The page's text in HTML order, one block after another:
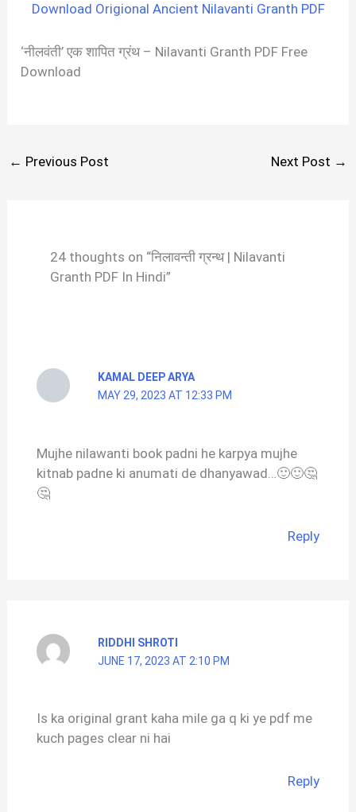
Download Origional Ancient Nilavanti Granth PDF
‘नीलवंती’ एक शापित ग्रंथ – Nilavanti Granth PDF Free
Download
← Previous Post Next Post →
24 thoughts on “निलावन्ती ग्रन्थ | Nilavanti
Granth PDF In Hindi”
KAMAL DEEP ARYA
MAY 29, 2023 AT 12:33 PM
Mujhe nilawanti book padni he karpya mujhe
kitnab padne ki anumati de dhanyawad…🙂🙂🤔
🤔
Reply
RIDDHI SHROTI
JUNE 17, 2023 AT 2:10 PM
Is ka original grant kaha mile ga q ki ye pdf me
kuch pages clear ni hai
Reply